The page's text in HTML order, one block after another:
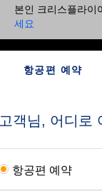
본인 크리스플라이
세요
항공편 예약
고객님, 어디로
항공편 예약